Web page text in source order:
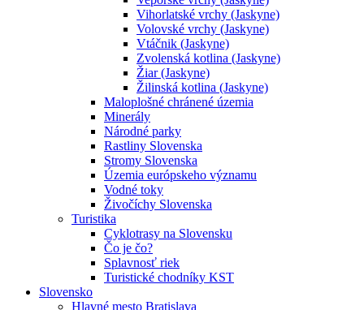
Vihorlatské vrchy (Jaskyne)
Volovské vrchy (Jaskyne)
Vtáčnik (Jaskyne)
Zvolenská kotlina (Jaskyne)
Žiar (Jaskyne)
Žilinská kotlina (Jaskyne)
Maloplošné chránené územia
Minerály
Národné parky
Rastliny Slovenska
Stromy Slovenska
Územia európskeho významu
Vodné toky
Živočíchy Slovenska
Turistika
Cyklotrasy na Slovensku
Čo je čo?
Splavnosť riek
Turistické chodníky KST
Slovensko
Hlavné mesto Bratislava